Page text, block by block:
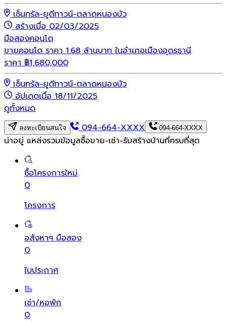
เซ็นทรัล-ยูดีทาวน์-ตลาดหนองบัว
สร้างเมื่อ 02/03/2025
มือสองคอนโด
ขายคอนโด ราคา 1.68 ล้านบาท ในอำเภอเมืองอุดรธานี
ราคา ฿1,680,000
เซ็นทรัล-ยูดีทาวน์-ตลาดหนองบัว
อัปเดตเมื่อ 18/11/2025
ดูทั้งหมด
ลงทะเบียนสนใจ 094-664-XXXX 094-664-XXXX
น่าอยู่ แหล่งรวมข้อมูลซื้อขาย-เช่า-รับสร้างบ้านที่ครบที่สุด
ซื้อโครงการใหม่
0
โครงการ
อสังหาฯ มือสอง
0
ใบประกาศ
เช่า/หอพัก
0